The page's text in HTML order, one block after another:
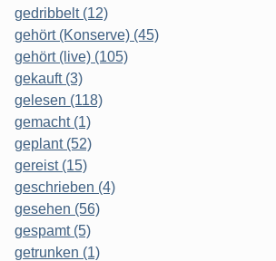
gedribbelt (12)
gehört (Konserve) (45)
gehört (live) (105)
gekauft (3)
gelesen (118)
gemacht (1)
geplant (52)
gereist (15)
geschrieben (4)
gesehen (56)
gespamt (5)
getrunken (1)